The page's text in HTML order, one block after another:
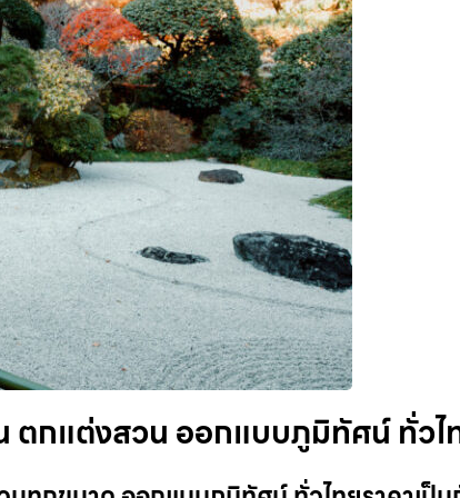
ตกแต่งสวน ออกแบบภูมิทัศน์ ทั่วไ